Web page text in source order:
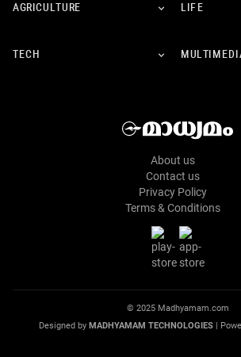
AGRICULTURE LIFE
TECH
About us
Contact us
Privacy Policy
Terms & Conditions
© 2025 Madhyamam.com
Designed by MADHYAMAM TECHNOLOGIES |